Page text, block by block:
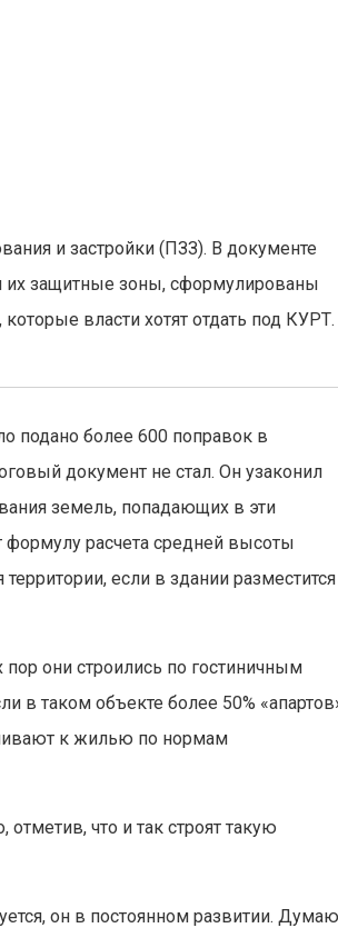
и застройки (ПЗЗ). В документе
их защитные зоны, сформулированы
власти хотят отдать под КУРТ.
подано более 600 поправок в
документ не стал. Он узаконил
земель, попадающих в эти
расчета средней высоты
если в здании разместится
они строились по гостиничным
в таком объекте более 50%
к жилью по нормам
что и так строят такую
он в постоянном развитии.